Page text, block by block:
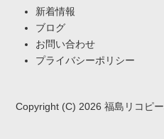
新着情報
ブログ
お問い合わせ
プライバシーポリシー
Copyright (C) 2026 福島リコピ